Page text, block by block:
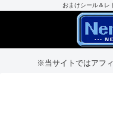
おまけシール＆レ
※当サイトではアフ